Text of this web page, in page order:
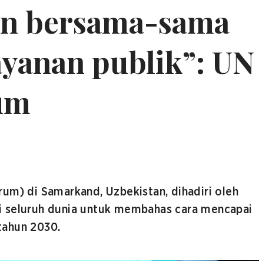
bersama-sama
publik”: UN
di Samarkand, Uzbekistan, dihadiri oleh
dunia untuk membahas cara mencapai
2030.